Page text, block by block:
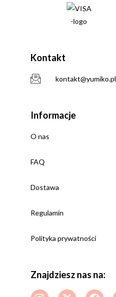
Kontakt
kontakt@yumiko.pl
Informacje
O nas
FAQ
Dostawa
Regulamin
Polityka prywatności
Znajdziesz nas na: